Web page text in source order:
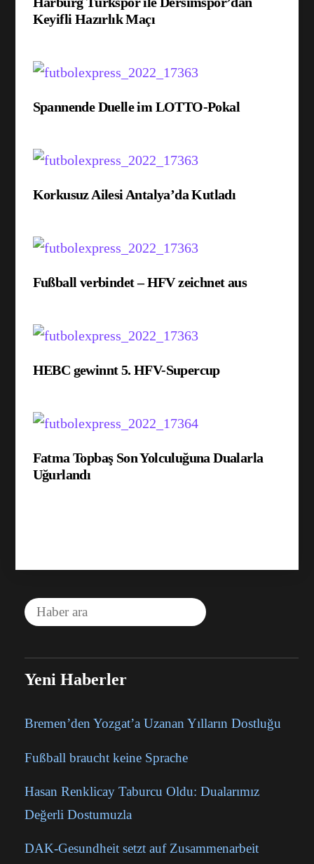
Keyifli Hazırlık Maçı
Spannende Duelle im LOTTO-Pokal
Korkusuz Ailesi Antalya’da Kutladı
Fußball verbindet – HFV zeichnet aus
HEBC gewinnt 5. HFV-Supercup
Fatma Topbaş Son Yolculuğuna Dualarla
Uğurlandı
Yeni Haberler
Bremen’den Yozgat’a Uzanan Yılların Dostluğu
Fußball braucht keine Sprache
Hasan Renklicay Taburcu Oldu: Dualarımız
Değerli Dostumuzla
DAK-Gesundheit setzt auf Zusammenarbeit